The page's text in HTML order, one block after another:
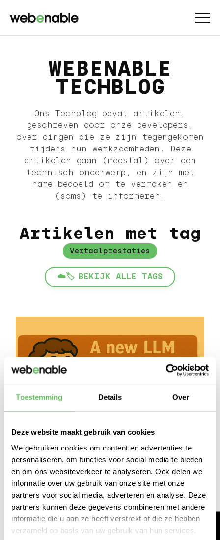
Toestemming Details Over
Deze website maakt gebruik van cookies
We gebruiken cookies om content en advertenties te
personaliseren, om functies voor social media te bieden
en om ons websiteverkeer te analyseren. Ook delen we
informatie over uw gebruik van onze site met onze
partners voor social media, adverteren en analyse. Deze
partners kunnen deze gegevens combineren met andere
informatie die u aan ze heeft verstrekt of die ze hebben
verzameld op basis van uw gebruik van hun services.
WEBENABLE
TECHBLOG
Ons Techblog bevat artikelen,
geschreven door onze developers,
over dingen die ze zijn tegengekomen
tijdens hun werkzaamheden. Deze
artikelen gaan (meestal) over een
technisch onderwerp, en zijn met
name bedoeld om te vermaken en
(soms) te informeren.
Artikelen met tag
Vertaalprestaties
☁️🏷️ BEKIJK ALLE TAGS
VERTALEN MET AI - DEEL 1
AANVULLING 1: QWEN3
In het vorige artikel hebben we verschillende
modellen getest en vergeleken op hun